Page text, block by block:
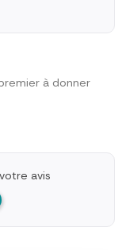
à donner
avis